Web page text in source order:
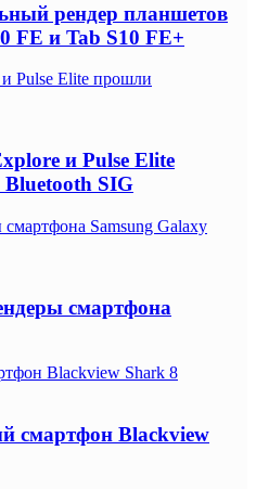
рендер планшетов
FE и Tab S10 FE+
Pulse Elite прошли
и Pulse Elite
SIG
Samsung Galaxy
смартфона
Blackview Shark 8
смартфон Blackview